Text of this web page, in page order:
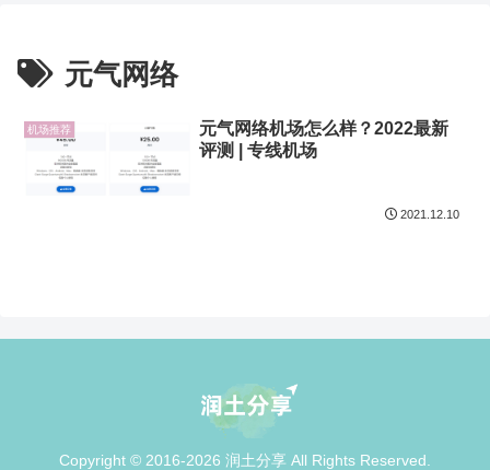
元气网络
机场推荐
元气网络机场怎么样？2022最新
评测 | 专线机场
2021.12.10
Copyright © 2016-2026 润土分享 All Rights Reserved.